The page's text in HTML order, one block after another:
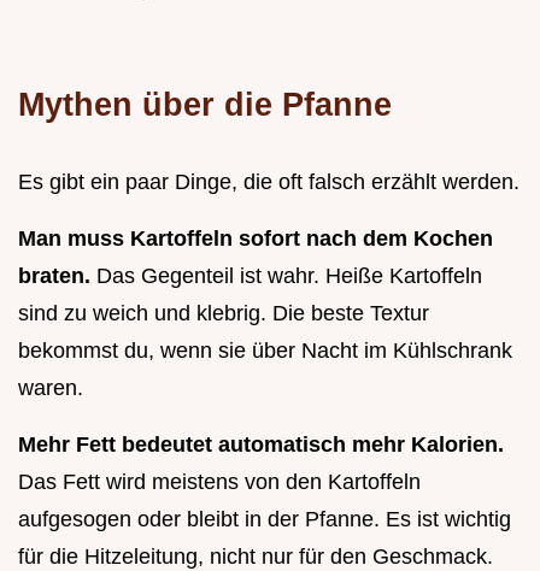
Mythen über die Pfanne
Es gibt ein paar Dinge, die oft falsch erzählt werden.
Man muss Kartoffeln sofort nach dem Kochen
braten. Das Gegenteil ist wahr. Heiße Kartoffeln
sind zu weich und klebrig. Die beste Textur
bekommst du, wenn sie über Nacht im Kühlschrank
waren.
Mehr Fett bedeutet automatisch mehr Kalorien.
Das Fett wird meistens von den Kartoffeln
aufgesogen oder bleibt in der Pfanne. Es ist wichtig
für die Hitzeleitung, nicht nur für den Geschmack.